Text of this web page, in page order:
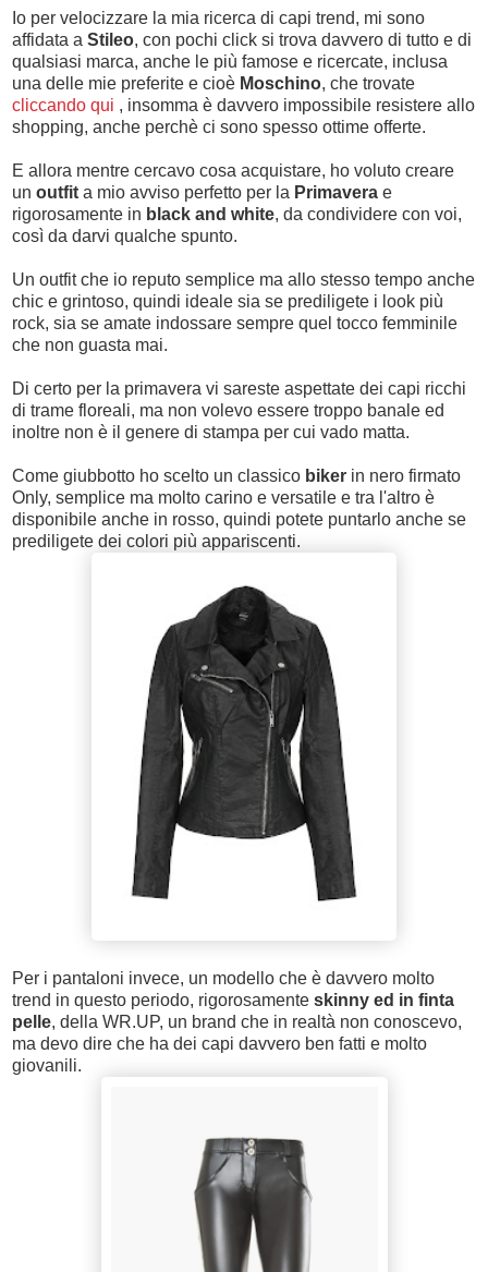
Io per velocizzare la mia ricerca di capi trend, mi sono
affidata a Stileo, con pochi click si trova davvero di tutto e di
qualsiasi marca, anche le più famose e ricercate, inclusa
una delle mie preferite e cioè Moschino, che trovate
cliccando qui , insomma è davvero impossibile resistere allo
shopping, anche perchè ci sono spesso ottime offerte.
E allora mentre cercavo cosa acquistare, ho voluto creare
un outfit a mio avviso perfetto per la Primavera e
rigorosamente in black and white, da condividere con voi,
così da darvi qualche spunto.
Un outfit che io reputo semplice ma allo stesso tempo anche
chic e grintoso, quindi ideale sia se prediligete i look più
rock, sia se amate indossare sempre quel tocco femminile
che non guasta mai.
Di certo per la primavera vi sareste aspettate dei capi ricchi
di trame floreali, ma non volevo essere troppo banale ed
inoltre non è il genere di stampa per cui vado matta.
Come giubbotto ho scelto un classico biker in nero firmato
Only, semplice ma molto carino e versatile e tra l'altro è
disponibile anche in rosso, quindi potete puntarlo anche se
prediligete dei colori più appariscenti.
Per i pantaloni invece, un modello che è davvero molto
trend in questo periodo, rigorosamente skinny ed in finta
pelle, della WR.UP, un brand che in realtà non conoscevo,
ma devo dire che ha dei capi davvero ben fatti e molto
giovanili.